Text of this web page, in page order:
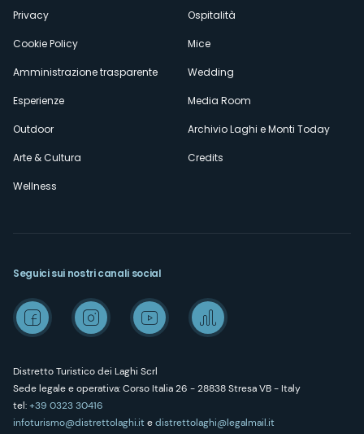
Privacy
Cookie Policy
Amministrazione trasparente
Esperienze
Outdoor
Arte & Cultura
Wellness
Ospitalità
Mice
Wedding
Media Room
Archivio Laghi e Monti Today
Credits
Distretto Turistico dei Laghi Scrl
Sede legale e operativa: Corso Italia 26 - 28838 Stresa VB - Italy
tel:+39 0323 30416
infoturismo@distrettolaghi.itedistrettolaghi@legalmail.it
Seguici sui nostri canali social